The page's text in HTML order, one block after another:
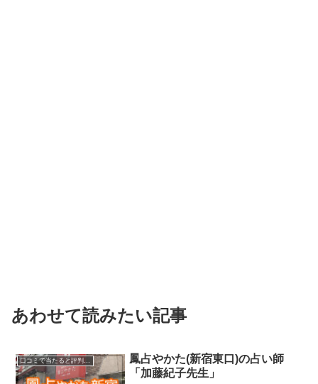
あわせて読みたい記事
口コミで当たると評判の占い師
鳳占やかた(新宿東口)の占い師
「加藤紀子先生」